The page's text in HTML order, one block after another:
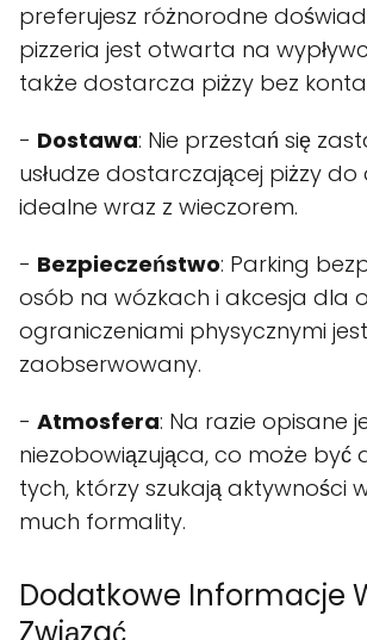
preferujesz różnorodne
pizzeria jest otwarta na
także dostarcza piżzy bez
- Dostawa: Nie przestań się
usłudze dostarczającej piżzy
idealne wraz z wieczorem.
- Bezpieczeństwo: Parking
osób na wózkach i akcesja dla
ograniczeniami physycznymi jest
zaobserwowany.
- Atmosfera: Na razie opisane
niezobowiązująca, co może być
tych, którzy szukają aktywności
much formality.
Dodatkowe Informacje